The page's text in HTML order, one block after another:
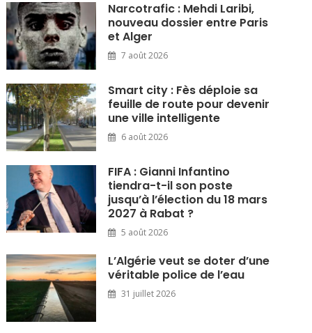
Narcotrafic : Mehdi Laribi,
nouveau dossier entre Paris
et Alger
7 août 2026
Smart city : Fès déploie sa
feuille de route pour devenir
une ville intelligente
6 août 2026
FIFA : Gianni Infantino
tiendra-t-il son poste
jusqu’à l’élection du 18 mars
2027 à Rabat ?
5 août 2026
L’Algérie veut se doter d’une
véritable police de l’eau
31 juillet 2026